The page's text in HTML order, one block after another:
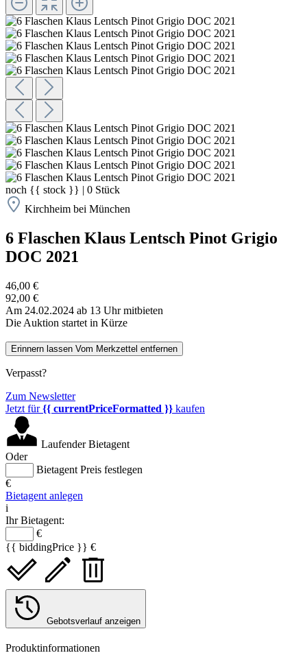
noch {{ stock }} | 0 Stück
Kirchheim bei München
6 Flaschen Klaus Lentsch Pinot Grigio
DOC 2021
46,00 €
92,00 €
Am 24.02.2024 ab 13 Uhr mitbieten
Die Auktion startet in Kürze
Erinnern lassen Vom Merkzettel entfernen
Verpasst?
Zum Newsletter
Jetzt für{{ currentPriceFormatted }} kaufen
Laufender Bietagent
Oder
Bietagent Preis festlegen
€
Bietagent anlegen
i
Ihr Bietagent:
€
{{ biddingPrice }} €
Gebotsverlauf anzeigen
Produktinformationen